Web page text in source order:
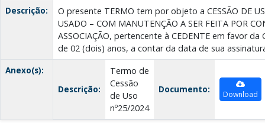
Descrição:
O presente TERMO tem por objeto a CESSÃO DE
USADO – COM MANUTENÇÃO A SER FEITA POR
ASSOCIAÇÃO, pertencente à CEDENTE em favor da
de 02 (dois) anos, a contar da data de sua
Anexo(s):
Descrição:
Termo de
Cessão
de Uso
nº25/2024
Documento: Download